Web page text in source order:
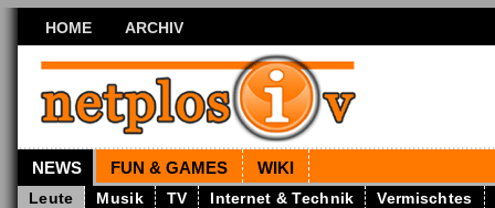
HOME ARCHIV
NEWS FUN & GAMES WIKI
Leute Musik TV Internet & Technik Vermischtes